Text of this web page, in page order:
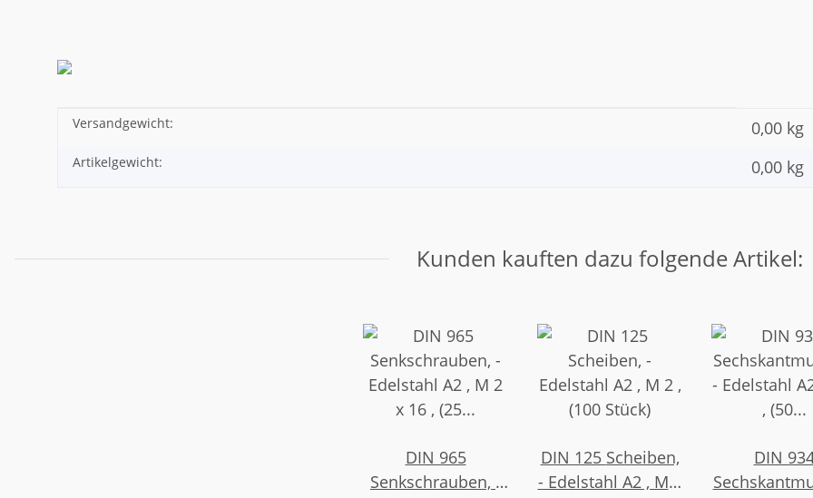
Produkteigenschaft
Wert
Versandgewicht: 0,00 kg
Artikelgewicht: 0,00 kg
Kunden kauften dazu folgende Artikel:
DIN 965
Senkschrauben, -
DIN 125 Scheiben,
- Edelstahl A2 , M 2
DIN